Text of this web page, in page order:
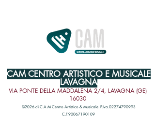
CAM CENTRO ARTISTICO E MUSICALE
LAVAGNA
VIA PONTE DELLA MADDALENA 2/4, LAVAGNA (GE)
16030
©2026 di C.A.M Centro Artistico & Musicale. P.Iva.02274790993
C.F.90067190109